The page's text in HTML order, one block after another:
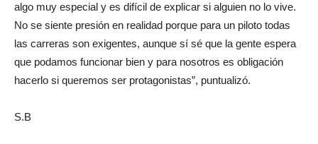
algo muy especial y es difícil de explicar si alguien no lo vive.
No se siente presión en realidad porque para un piloto todas
las carreras son exigentes, aunque sí sé que la gente espera
que podamos funcionar bien y para nosotros es obligación
hacerlo si queremos ser protagonistas”, puntualizó.
S.B